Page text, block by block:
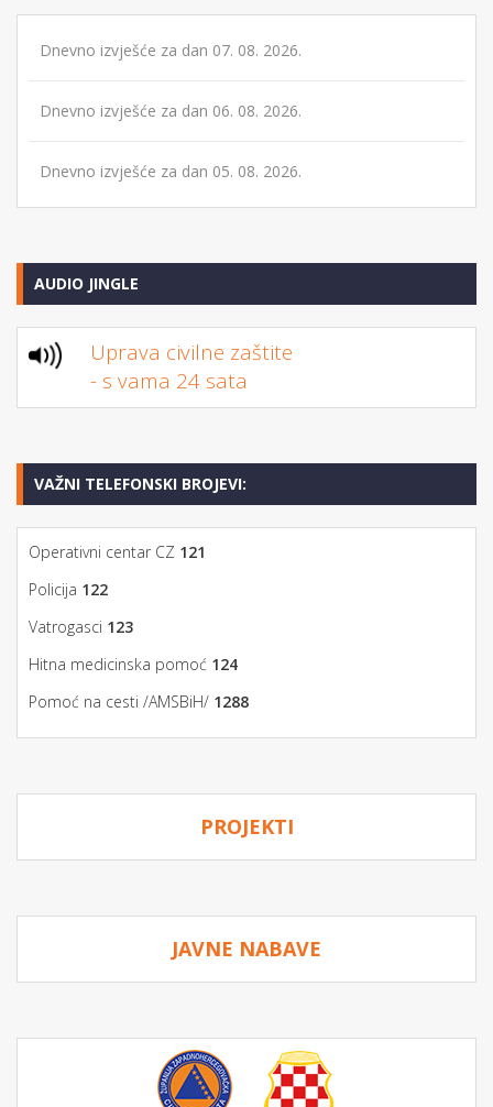
Dnevno izvješće za dan 07. 08. 2026.
Dnevno izvješće za dan 06. 08. 2026.
Dnevno izvješće za dan 05. 08. 2026.
AUDIO JINGLE
Uprava civilne zaštite
- s vama 24 sata
VAŽNI TELEFONSKI BROJEVI:
Operativni centar CZ 121
Policija 122
Vatrogasci 123
Hitna medicinska pomoć 124
Pomoć na cesti /AMSBiH/ 1288
PROJEKTI
JAVNE NABAVE